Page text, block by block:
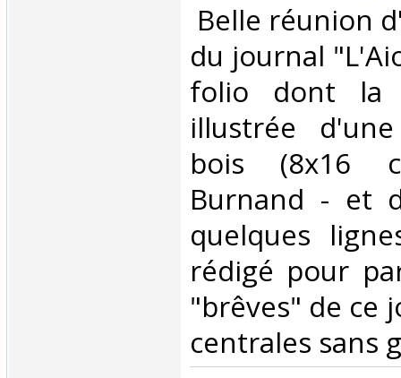
Belle réunion
du journal
folio dont la
illustrée
bois (8x16
Burnand - et
quelques
rédigé pour
"brêves" de ce
centrales sans